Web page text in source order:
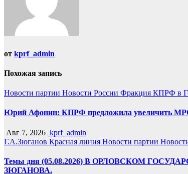
от kprf_admin
Похожая запись
Новости партии Новости России Фракция КПРФ в
Юрий Афонин: КПРФ предложила увеличить
Авг 7, 2026 kprf_admin
Г.А.Зюганов Красная линия Новости партии
Темы дня (05.08.2026) В ОРЛОВСКОМ
ЗЮГАНОВА.